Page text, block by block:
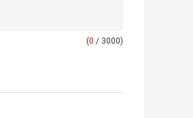
(0 / 3000)